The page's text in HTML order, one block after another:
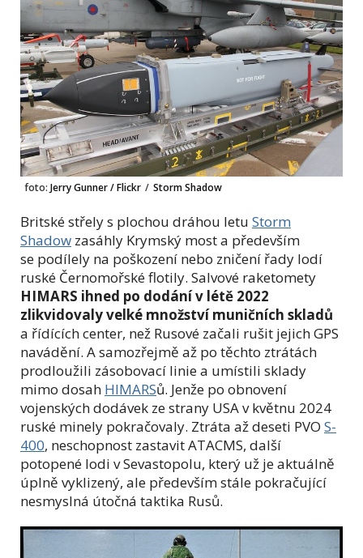
foto: Jerry Gunner / Flickr / Storm Shadow
Britské střely s plochou dráhou letu Storm
Shadow zasáhly Krymský most a především
se podílely na poškození nebo zničení řady lodí
ruské Černomořské flotily. Salvové raketomety
HIMARS ihned po dodání v létě 2022
zlikvidovaly velké množství muničních skladů
a řídících center, než Rusové začali rušit jejich GPS
navádění. A samozřejmě až po těchto ztrátách
prodloužili zásobovací linie a umístili sklady
mimo dosah HIMARSů. Jenže po obnovení
vojenských dodávek ze strany USA v květnu 2024
ruské minely pokračovaly. Ztráta až deseti PVO S-
400, neschopnost zastavit ATACMS, další
potopené lodi v Sevastopolu, který už je aktuálně
úplně vyklizený, ale především stále pokračující
nesmyslná útočná taktika Rusů.